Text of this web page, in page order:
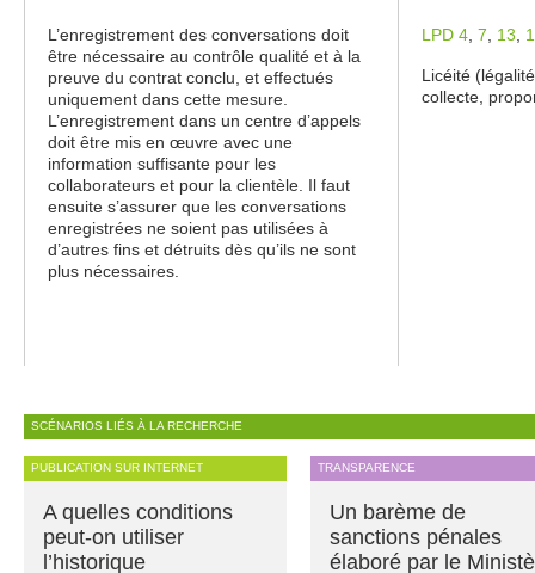
L’enregistrement des conversations doit
être nécessaire au contrôle qualité et à la
preuve du contrat conclu, et effectués
uniquement dans cette mesure.
L’enregistrement dans un centre d’appels
doit être mis en œuvre avec une
information suffisante pour les
collaborateurs et pour la clientèle. Il faut
ensuite s’assurer que les conversations
enregistrées ne soient pas utilisées à
d’autres fins et détruits dès qu’ils ne sont
plus nécessaires.
LPD 4 7 13
Licéité
collecte,
SCÉNARIOS LIÉS À LA RECHERCHE
PUBLICATION SUR INTERNET
A quelles conditions
peut-on utiliser
l’historique
TRANSPARENCE
Un barème de
sanctions pénales
élaboré par le